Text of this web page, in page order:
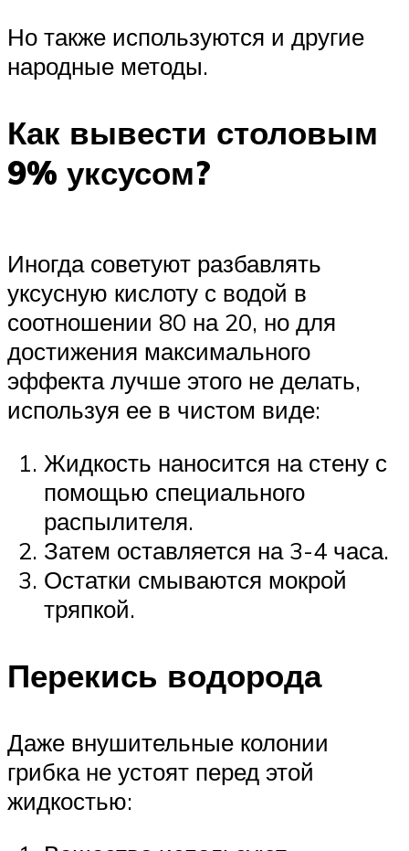
Но также используются и другие
народные методы.
Как вывести столовым
9% уксусом?
Иногда советуют разбавлять
уксусную кислоту с водой в
соотношении 80 на 20, но для
достижения максимального
эффекта лучше этого не делать,
используя ее в чистом виде:
Жидкость наносится на стену с
помощью специального
распылителя.
Затем оставляется на 3-4 часа.
Остатки смываются мокрой
тряпкой.
Перекись водорода
Даже внушительные колонии
грибка не устоят перед этой
жидкостью: